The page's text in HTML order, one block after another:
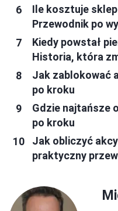
Ile kosztuje
Przewodnik po
Kiedy powstał
Historia, która
Jak zablokować
po kroku
Gdzie najtańsze
po kroku
Jak obliczyć
praktyczny